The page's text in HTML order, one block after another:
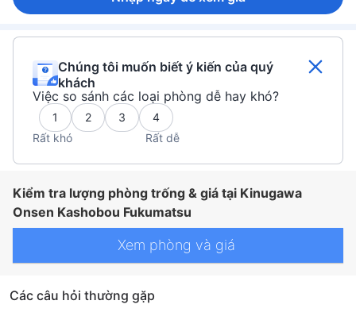
Chúng tôi muốn biết ý kiến của quý
khách
Việc so sánh các loại phòng dễ hay khó?
1 2 3
4
Rất khó
Rất dễ
Kiểm tra lượng phòng trống & giá tại Kinugawa
Onsen Kashobou Fukumatsu
Xem phòng và giá
Các câu hỏi thường gặp